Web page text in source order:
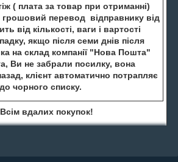
( плата за товар при отриманні)
грошовий перевод відправнику від
від кількості, ваги і вартості
якщо після семи днів після
на склад компанії "Нова Пошта"
Ви не забрали посилку, вона
клієнт автоматично потрапляє
до чорного списку.
вдалих покупок!